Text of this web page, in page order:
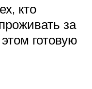
кто
за
готовую